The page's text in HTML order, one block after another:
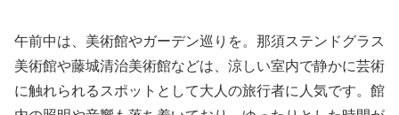
午前中は、美術館やガーデン巡りを。那須ステンドグラス
美術館や藤城清治美術館などは、涼しい室内で静かに芸術
に触れられるスポットとして大人の旅行者に人気です。館